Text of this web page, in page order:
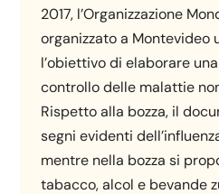
2017, l’Organizzazione
organizzato a Montevideo
l’obiettivo di elaborare
controllo delle malattie
Rispetto alla bozza, il
segni evidenti
mentre nella bozza si
tabacco, alcol e bevande